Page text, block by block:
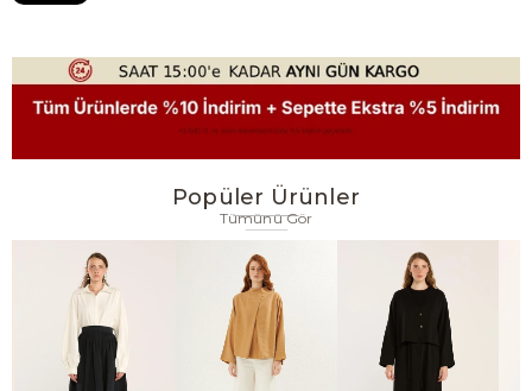
Popüler Ürünler
Tümünü Gör